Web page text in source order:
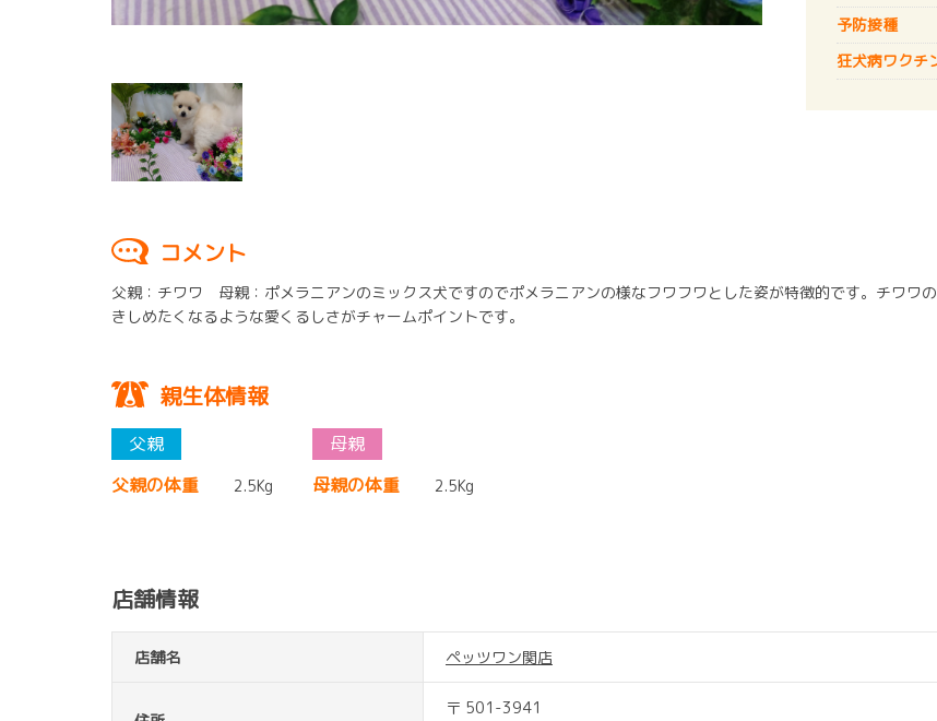
予防接種
狂犬病ワクチ
コメント
父親：チワワ 母親：ポメラニアンのミックス犬ですのでポメラニアンの様なフワフワとした姿が特徴的です。チワワ
きしめたくなるような愛くるしさがチャームポイントです。
親生体情報
父親の体重 2.5Kg 母親の体重 2.5Kg
店舗情報
店舗名 ペッツワン関店
〒 501-3941